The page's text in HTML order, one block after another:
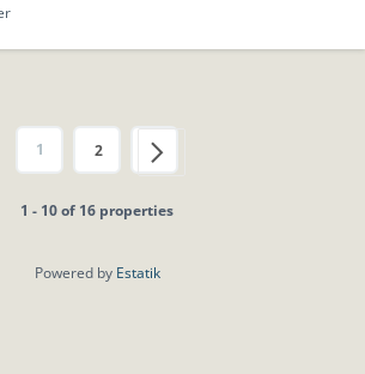
1 2
1 - 10 of 16 properties
Powered by Estatik